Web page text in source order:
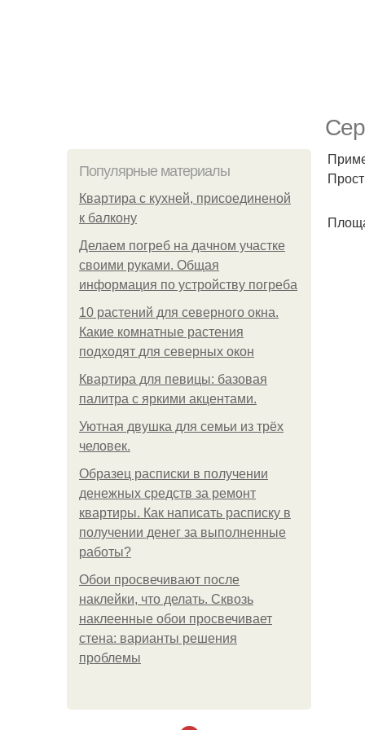
Популярные материалы
Квартира с кухней, присоединеной
к балкону
Делаем погреб на дачном участке
своими руками. Общая
информация по устройству погреба
10 растений для северного окна.
Какие комнатные растения
подходят для северных окон
Квартира для певицы: базовая
палитра с яркими акцентами.
Уютная двушка для семьи из трёх
человек.
Образец расписки в получении
денежных средств за ремонт
квартиры. Как написать расписку в
получении денег за выполненные
работы?
Обои просвечивают после
наклейки, что делать. Сквозь
наклеенные обои просвечивает
стена: варианты решения
проблемы